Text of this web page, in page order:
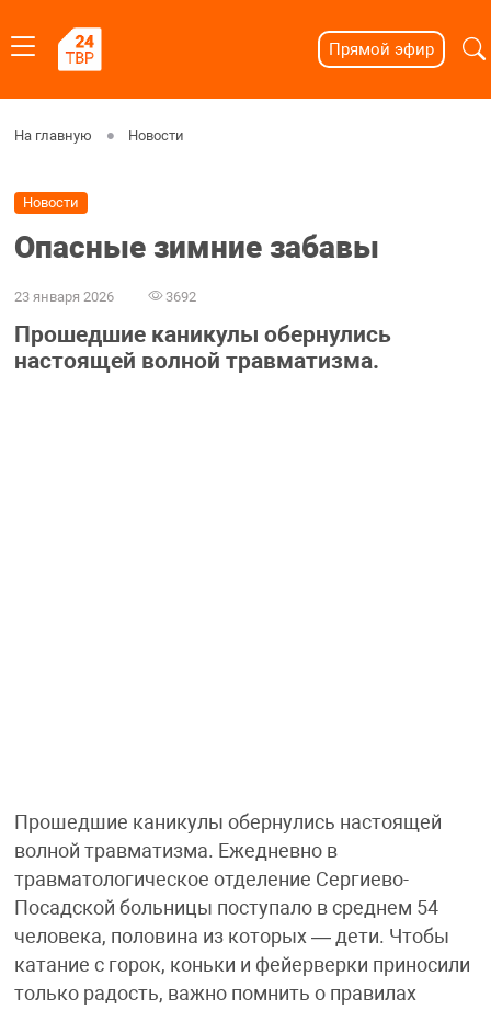
Прямой эфир
На главную Новости
Новости
Опасные зимние забавы
23 января 2026 3692
Прошедшие каникулы обернулись
настоящей волной травматизма.
Прошедшие каникулы обернулись настоящей
волной травматизма. Ежедневно в
травматологическое отделение Сергиево-
Посадской больницы поступало в среднем 54
человека, половина из которых — дети. Чтобы
катание с горок, коньки и фейерверки приносили
только радость, важно помнить о правилах